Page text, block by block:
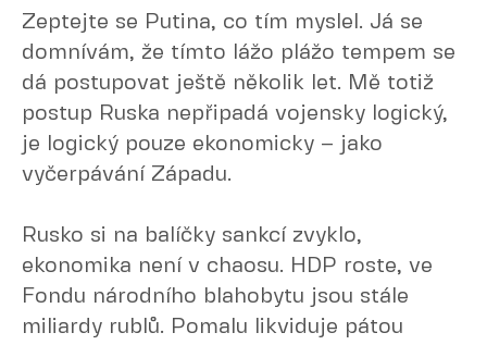
Zeptejte se Putina, co tím myslel. Já se
domnívám, že tímto lážo plážo tempem se
dá postupovat ještě několik let. Mě totiž
postup Ruska nepřipadá vojensky logický,
je logický pouze ekonomicky – jako
vyčerpávání Západu.
Rusko si na balíčky sankcí zvyklo,
ekonomika není v chaosu. HDP roste, ve
Fondu národního blahobytu jsou stále
miliardy rublů. Pomalu likviduje pátou